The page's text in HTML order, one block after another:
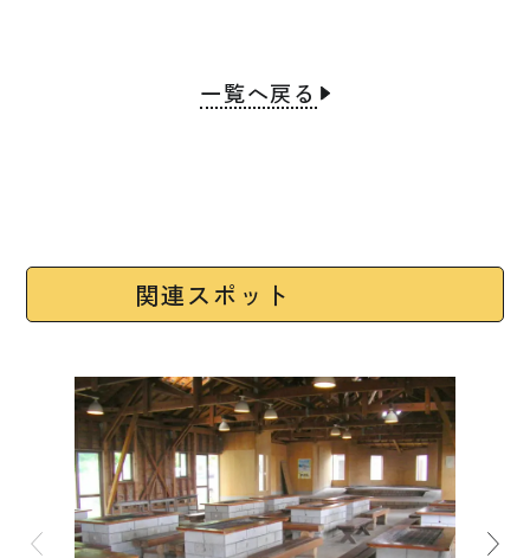
一覧へ戻る
関連スポット